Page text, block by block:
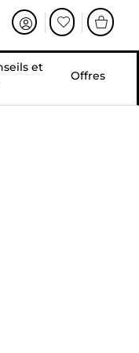
et
Offres